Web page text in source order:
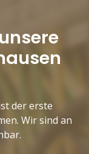
der erste
Wir sind an